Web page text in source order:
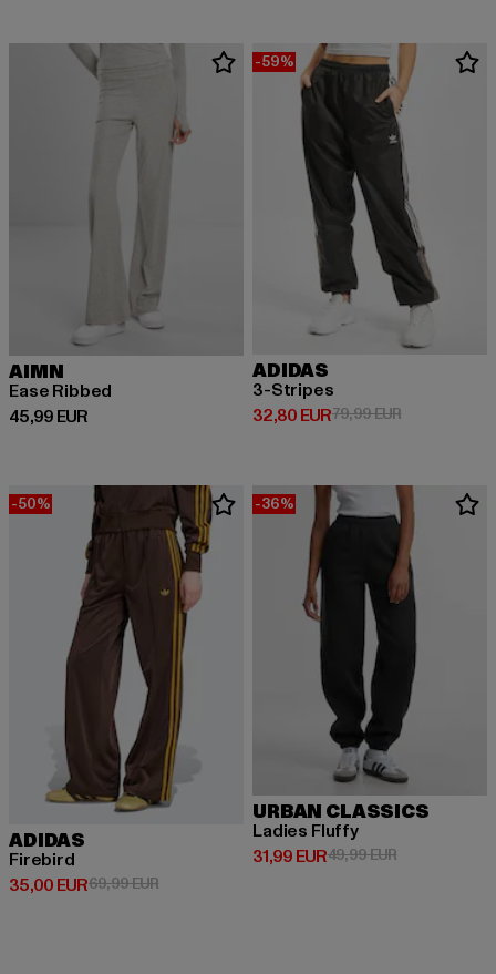
AIMN
Ease Ribbed
45,99 EUR
Ajankohtainen hinta: 45,99 EUR
-59%
ADIDAS
3-Stripes
32,80 EUR
Ajankohtainen hinta: 32,80 EUR
79,99 EUR
-50%
ADIDAS
Firebird
35,00 EUR
Ajankohtainen hinta: 35,00 EUR
69,99 EURKampanjahinta: 69,99 EUR
-36%
URBAN CLASSICS
Ladies Fluffy
31,99 EUR
Ajankohtainen hinta: 31,99 EUR
49,99 EUR